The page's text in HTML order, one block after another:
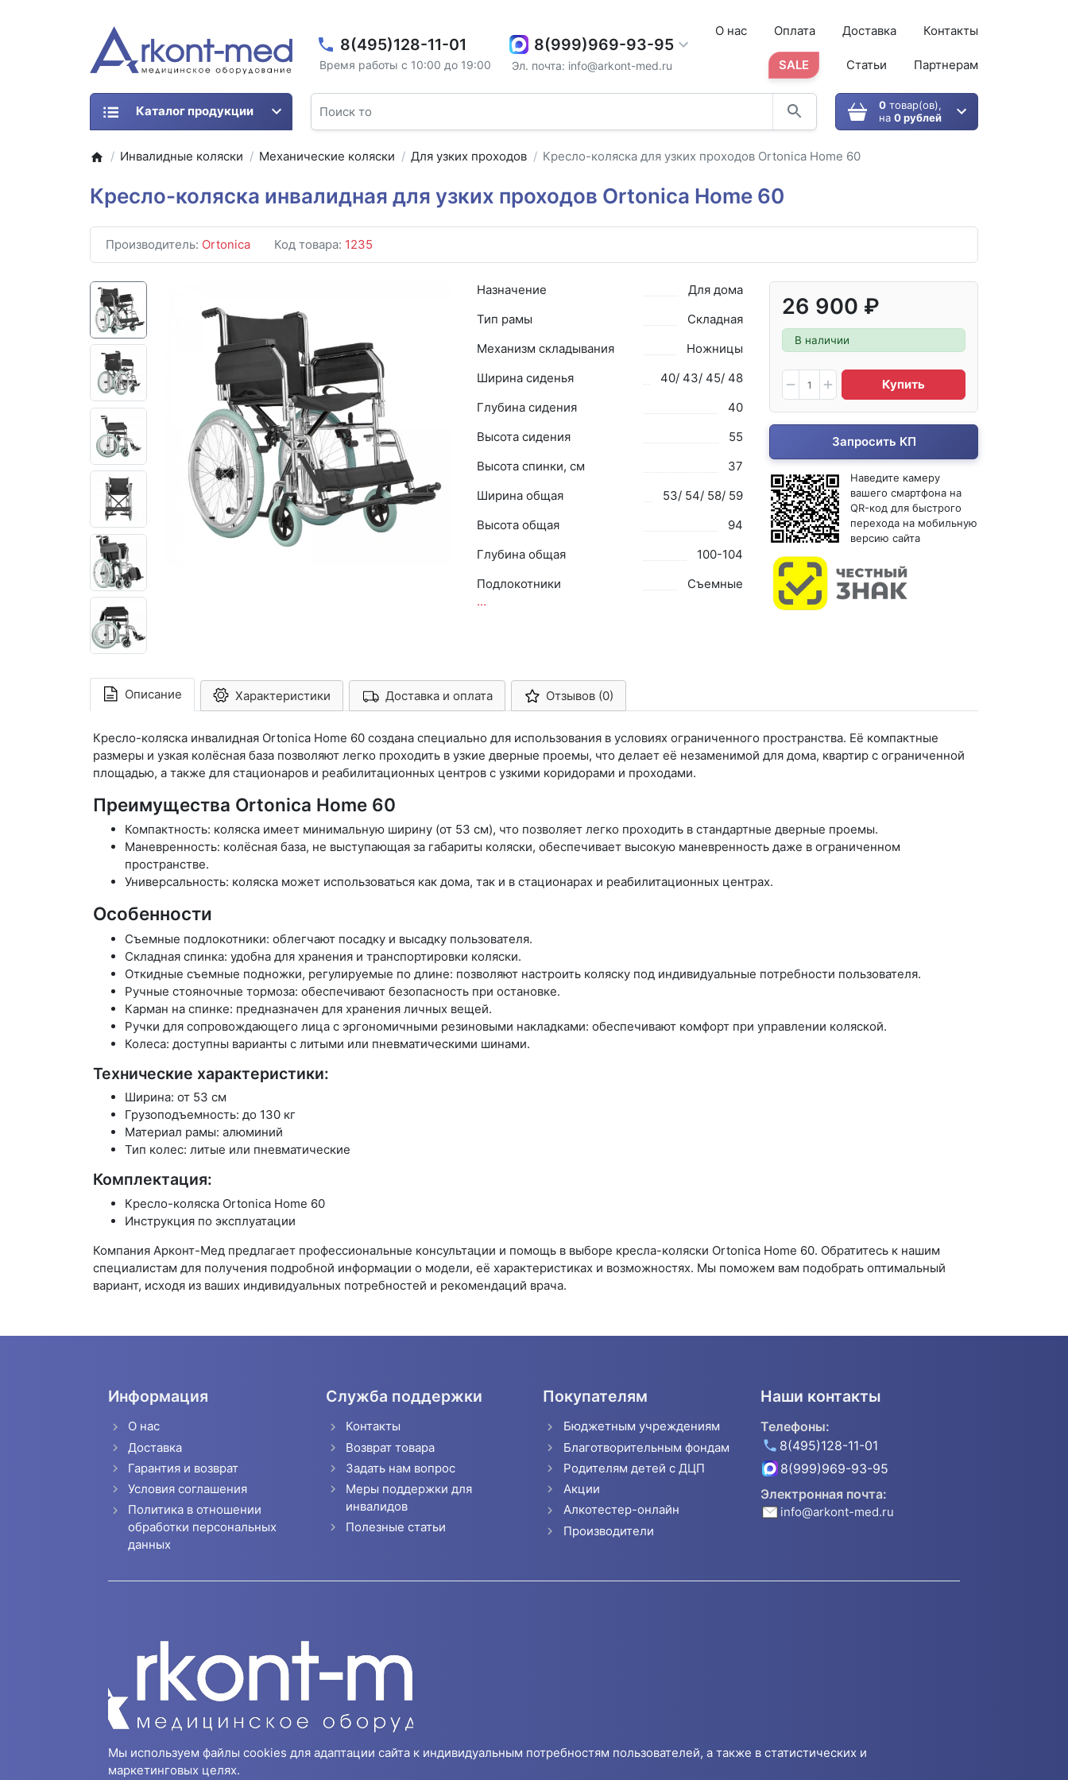
8(495)128-11-01
Время работы с 10:00 до 19:00
8(999)969-93-95
Эл. почта: info@arkont-med.ru
О нас Оплата Доставка Контакты
SALE Статьи Партнерам
0товар(ов),
на 0 рублей
Каталог продукции
Инвалидные коляски Механические коляски Для узких проходов Кресло-коляска для узких проходов Ortonica Home 60
Кресло-коляска инвалидная для узких проходов Ortonica Home 60
Производитель: Ortonica Код товара: 1235
26 900 ₽
В наличии
Купить
Запросить КП
Наведите камеру
вашего смартфона на
QR-код для быстрого
перехода на мобильную
версию сайта
Назначение
Для дома
Тип рамы
Складная
Механизм складывания
Ножницы
Ширина сиденья
40/ 43/ 45/ 48
Глубина сидения
40
Высота сидения
55
Высота спинки, см
37
Ширина общая
53/ 54/ 58/ 59
Высота общая
94
Глубина общая
100-104
Подлокотники
Съемные
...
Описание Характеристики Арконт-Мед Доставка и оплата Отзывов (0)
Кресло-коляска инвалидная Ortonica Home 60 создана специально для использования в условиях ограниченного пространства. Её компактные
размеры и узкая колёсная база позволяют легко проходить в узкие дверные проемы, что делает её незаменимой для дома, квартир с ограниченной
площадью, а также для стационаров и реабилитационных центров с узкими коридорами и проходами.
Преимущества Ortonica Home 60
Компактность: коляска имеет минимальную ширину (от 53 см), что позволяет легко проходить в стандартные дверные проемы.
Маневренность: колёсная база, не выступающая за габариты коляски, обеспечивает высокую маневренность даже в ограниченном
пространстве.
Универсальность: коляска может использоваться как дома, так и в стационарах и реабилитационных центрах.
Особенности
Съемные подлокотники: облегчают посадку и высадку пользователя.
Складная спинка: удобна для хранения и транспортировки коляски.
Откидные съемные подножки, регулируемые по длине: позволяют настроить коляску под индивидуальные потребности пользователя.
Ручные стояночные тормоза: обеспечивают безопасность при остановке.
Карман на спинке: предназначен для хранения личных вещей.
Ручки для сопровождающего лица с эргономичными резиновыми накладками: обеспечивают комфорт при управлении коляской.
Колеса: доступны варианты с литыми или пневматическими шинами.
Технические характеристики:
Ширина: от 53 см
Грузоподъемность: до 130 кг
Материал рамы: алюминий
Тип колес: литые или пневматические
Комплектация:
Кресло-коляска Ortonica Home 60
Инструкция по эксплуатации
Компания Арконт-Мед предлагает профессиональные консультации и помощь в выборе кресла-коляски Ortonica Home 60. Обратитесь к нашим
специалистам для получения подробной информации о модели, её характеристиках и возможностях. Мы поможем вам подобрать оптимальный
вариант, исходя из ваших индивидуальных потребностей и рекомендаций врача.
Информация
О нас
Доставка
Гарантия и возврат
Условия соглашения
Политика в отношении
обработки персональных
данных
Служба поддержки
Контакты
Возврат товара
Задать нам вопрос
Меры поддержки для
инвалидов
Полезные статьи
Покупателям
Бюджетным учреждениям
Благотворительным фондам
Родителям детей с ДЦП
Акции
Алкотестер-онлайн
Производители
Наши контакты
Телефоны:
8(495)128-11-01
8(999)969-93-95
Электронная почта:
info@arkont-med.ru
Мы используем файлы cookies для адаптации сайта к индивидуальным потребностям пользователей, а также в статистических и
маркетинговых целях.